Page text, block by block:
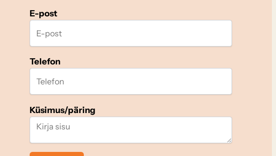
E-post
Telefon
Küsimus/päring